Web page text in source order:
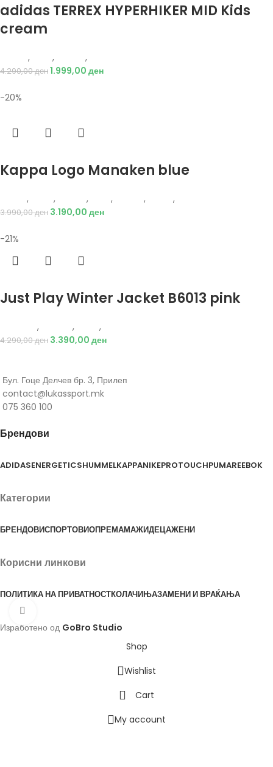
adidas TERREX HYPERHIKER MID Kids
cream
, , ,
4.290,00ден1.999,00 ден
-20%
Kappa Logo Manaken blue
, , , , , ,
3.990,00ден 3.190,00 ден
-21%
Just Play Winter Jacket B6013 pink
, , ,
4.290,00ден 3.390,00 ден
Бул. Гоце Делчев бр. 3, Прилеп
contact@lukassport.mk
075 360 100
Брендови
ADIDASENERGETICSHUMMELKAPPANIKEPROTOUCHPUMAREEBOK
Категории
БРЕНДОВИСПОРТОВИОПРЕМАМАЖИДЕЦАЖЕНИ
Корисни линкови
ПОЛИТИКА НА ПРИВАТНОСТКОЛАЧИЊАЗАМЕНИ И ВРАЌАЊА
Изработено од GoBro Studio
Shop
Wishlist
Cart
My account